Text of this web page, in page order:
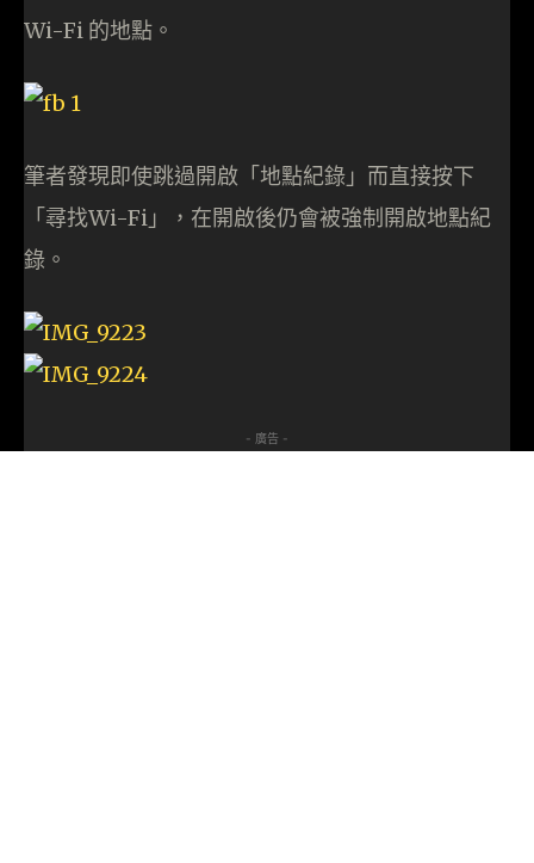
Wi-Fi 的地點。
筆者發現即使跳過開啟「地點紀錄」而直接按下
「尋找Wi-Fi」，在開啟後仍會被強制開啟地點紀
錄。
- 廣告 -